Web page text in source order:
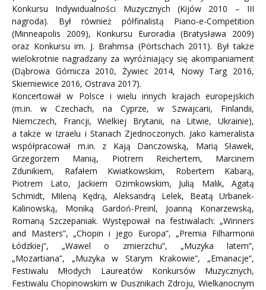
Konkursu Indywidualności Muzycznych (Kijów 2010 – III
nagroda). Był również półfinalistą Piano-e-Competition
(Minneapolis 2009), Konkursu Euroradia (Bratysława 2009)
oraz Konkursu im. J. Brahmsa (Pörtschach 2011). Był także
wielokrotnie nagradzany za wyróżniający się akompaniament
(Dąbrowa Górnicza 2010, Żywiec 2014, Nowy Targ 2016,
Skierniewice 2016, Ostrava 2017).
Koncertował w Polsce i wielu innych krajach europejskich
(m.in. w Czechach, na Cyprze, w Szwajcarii, Finlandii,
Niemczech, Francji, Wielkiej Brytanii, na Litwie, Ukrainie),
a także w Izraelu i Stanach Zjednoczonych. Jako kameralista
współpracował m.in. z Kają Danczowską, Marią Sławek,
Grzegorzem Manią, Piotrem Reichertem, Marcinem
Zdunikiem, Rafałem Kwiatkowskim, Robertem Kabarą,
Piotrem Lato, Jackiem Ozimkowskim, Julią Malik, Agatą
Schmidt, Mileną Kędrą, Aleksandrą Lelek, Beatą Urbanek-
Kalinowską, Moniką Gardoń-Preinl, Joanną Konarzewską,
Romaną Szczepaniak. Występował na festiwalach: „Winners
and Masters”, „Chopin i jego Europa”, „Premia Filharmonii
Łódzkiej”, „Wawel o zmierzchu”, „Muzyka latem”,
„Mozartiana”, „Muzyka w Starym Krakowie”, „Emanacje”,
Festiwalu Młodych Laureatów Konkursów Muzycznych,
Festiwalu Chopinowskim w Dusznikach Zdroju, Wielkanocnym